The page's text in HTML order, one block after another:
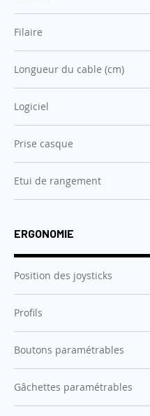
Filaire
Longueur du cable (cm)
Logiciel
Prise casque
Etui de rangement
ERGONOMIE
Position des joysticks
Profils
Boutons paramétrables
Gâchettes paramétrables